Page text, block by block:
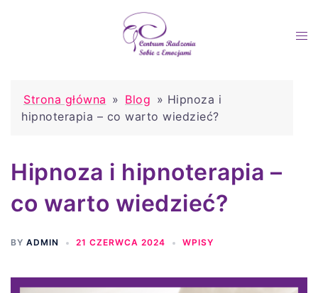
Strona główna » Blog » Hipnoza i
hipnoterapia – co warto wiedzieć?
Hipnoza i hipnoterapia –
co warto wiedzieć?
BY ADMIN 21 CZERWCA 2024 WPISY